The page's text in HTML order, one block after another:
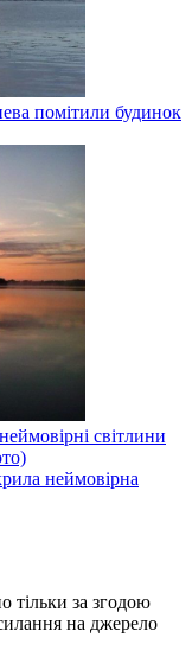
помітили будинок
світлини
неймовірна
тільки за згодою
на джерело